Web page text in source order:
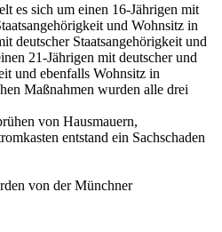
es sich um einen 16-Jährigen mit
und Wohnsitz in
deutscher Staatsangehörigkeit und
21-Jährigen mit deutscher und
und ebenfalls Wohnsitz in
Maßnahmen wurden alle drei
von Hausmauern,
entstand ein Sachschaden
von der Münchner